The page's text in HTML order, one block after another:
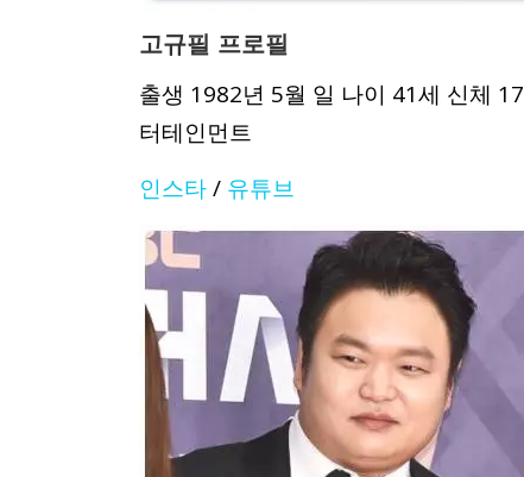
고규필 프로필
출생 1982년 5월 일 나이 41세 신체
터테인먼트
인스타/ 유튜브